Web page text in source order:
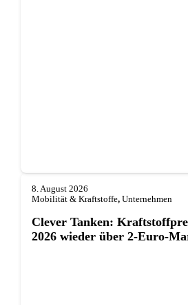
8. August 2026
Mobilität & Kraftstoffe, Unternehmen
Clever Tanken:
2026 wieder über 2-Euro-